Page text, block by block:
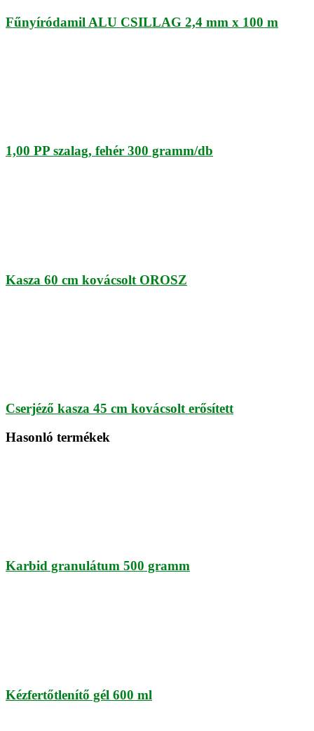
Fűnyíródamil ALU CSILLAG 2,4 mm x 100 m
1,00 PP szalag, fehér 300 gramm/db
Kasza 60 cm kovácsolt OROSZ
Cserjéző kasza 45 cm kovácsolt erősített
Hasonló termékek
Karbid granulátum 500 gramm
Kézfertőtlenítő gél 600 ml